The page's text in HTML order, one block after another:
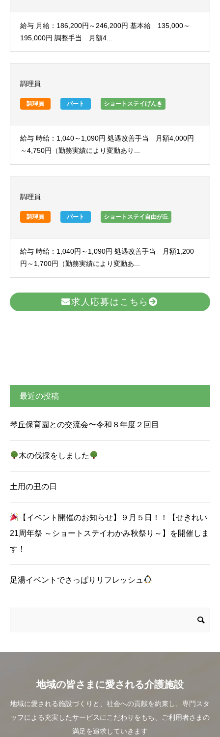
給与 月給：186,200円～246,200円 基本給 135,000～
195,000円 調整手当 月額4...
調理員
調理員 パート ショートステイげんき
給与 時給：1,040～1,090円 処遇改善手当 月額4,000円
～4,750円（勤務実績により変動あり...
調理員
調理員 パート ショートステイ自由が丘
給与 時給：1,040円～1,090円 処遇改善手当 月額1,200
円～1,700円（勤務実績により変動あ...
求人応募はこちら
最近の投稿
琴丘保育園との交流会〜令和８年度２回目
木の伐採をしました
土用の丑の日
【イベント開催のお知らせ】９月５日！！【せきれい
21周年祭 ～ショートステイわかみ秋祭り～】を開催しま
す！
足湯イベントでさっぱりリフレッシュ
地域の皆さまに愛される介護施設
地域に愛される施設づくりと、社会への貢献を約束し、専門スタ
ッフによる充実したサービスにこだわりをもち、ご利用者さまの
満足を追求していきます